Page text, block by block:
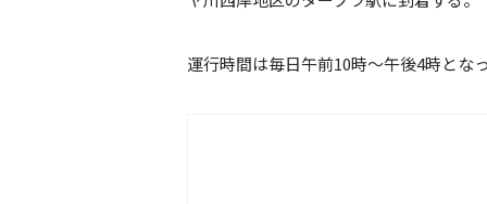
運行時間は毎日午前10時〜午後4時となっ